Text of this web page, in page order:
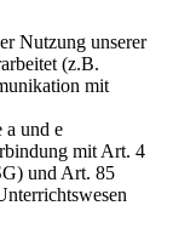
Nutzung unserer
(z.B.
mit
a und e
mit Art. 4
und Art. 85